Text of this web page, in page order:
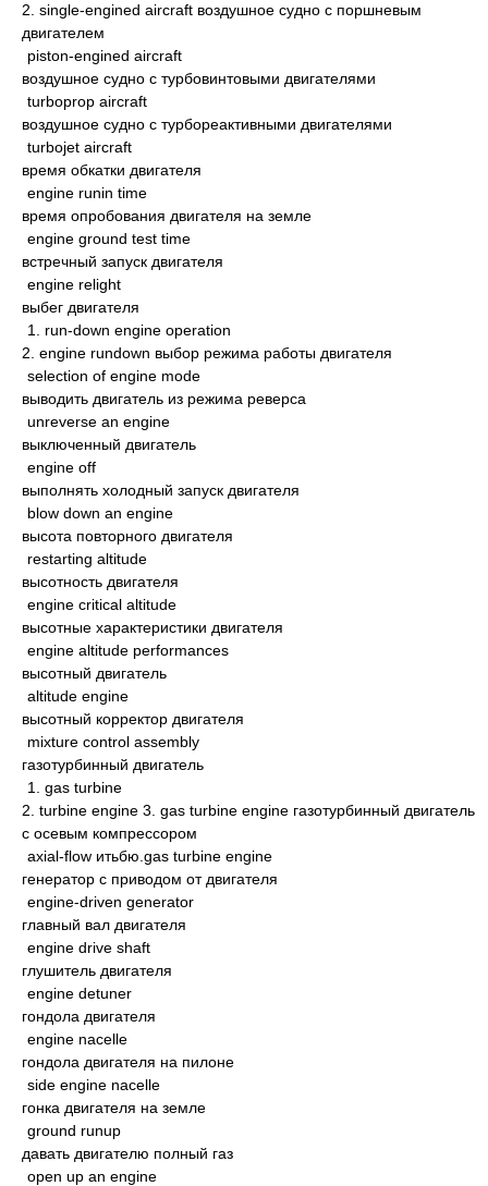
2. single-engined aircraft воздушное судно с поршневым
двигателем
piston-engined aircraft
воздушное судно с турбовинтовыми двигателями
turboprop aircraft
воздушное судно с турбореактивными двигателями
turbojet aircraft
время обкатки двигателя
engine runin time
время опробования двигателя на земле
engine ground test time
встречный запуск двигателя
engine relight
выбег двигателя
1. run-down engine operation
2. engine rundown выбор режима работы двигателя
selection of engine mode
выводить двигатель из режима реверса
unreverse an engine
выключенный двигатель
engine off
выполнять холодный запуск двигателя
blow down an engine
высота повторного двигателя
restarting altitude
высотность двигателя
engine critical altitude
высотные характеристики двигателя
engine altitude performances
высотный двигатель
altitude engine
высотный корректор двигателя
mixture control assembly
газотурбинный двигатель
1. gas turbine
2. turbine engine 3. gas turbine engine газотурбинный двигатель
с осевым компрессором
axial-flow итьбю.gas turbine engine
генератор с приводом от двигателя
engine-driven generator
главный вал двигателя
engine drive shaft
глушитель двигателя
engine detuner
гондола двигателя
engine nacelle
гондола двигателя на пилоне
side engine nacelle
гонка двигателя на земле
ground runup
давать двигателю полный газ
open up an engine